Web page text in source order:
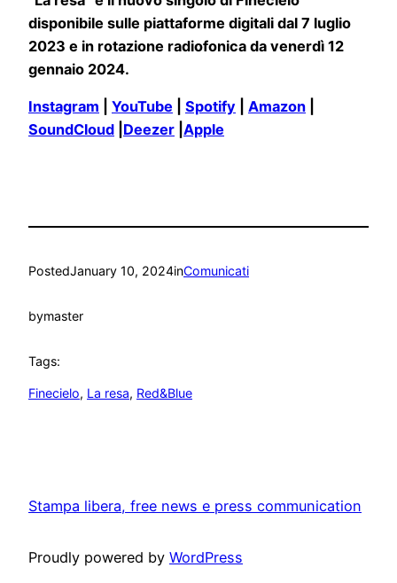
disponibile sulle piattaforme digitali dal 7 luglio
2023 e in rotazione radiofonica da venerdì 12
gennaio 2024.
Instagram YouTube Spotify Amazon
SoundCloud Deezer Apple
PostedJanuary 10, 2024inComunicati
bymaster
Tags:
Finecielo, La resa, Red&Blue
Stampa libera, free news e press communication
Proudly powered by WordPress